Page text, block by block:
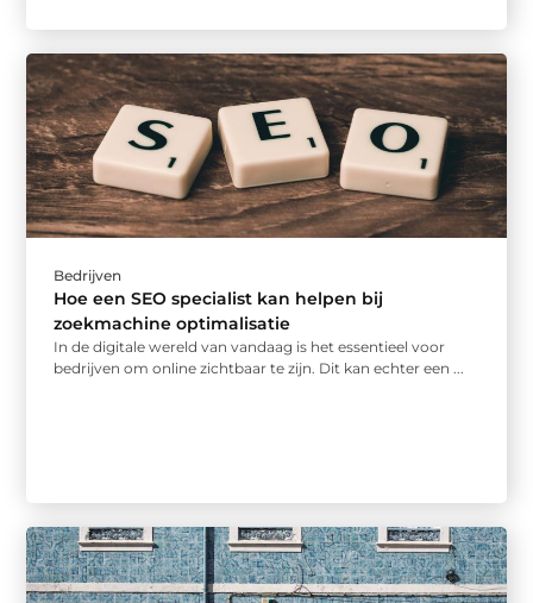
Bedrijven
Hoe een SEO specialist kan helpen bij
zoekmachine optimalisatie
In de digitale wereld van vandaag is het essentieel voor
bedrijven om online zichtbaar te zijn. Dit kan echter een ...